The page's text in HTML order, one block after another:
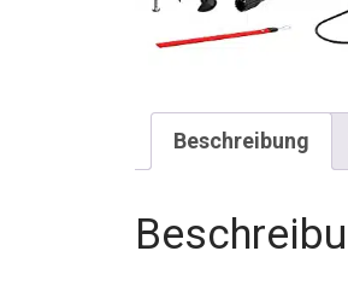
Beschreibung